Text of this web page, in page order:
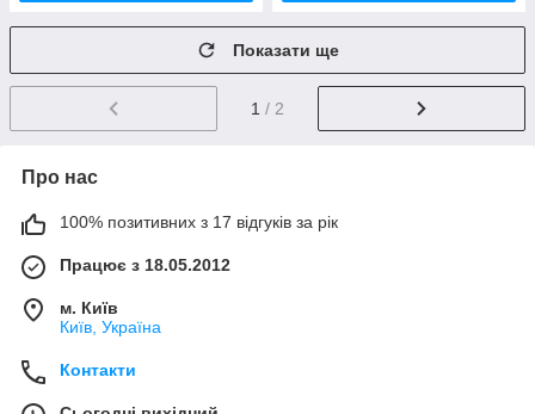
Показати ще
1 / 2
Про нас
100% позитивних з 17 відгуків за рік
Працює з 18.05.2012
м. Київ
Київ, Україна
Контакти